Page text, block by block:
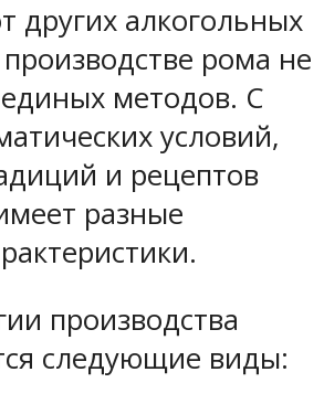
других алкогольных
рома не
методов. С
условий,
и рецептов
разные
производства
следующие виды: